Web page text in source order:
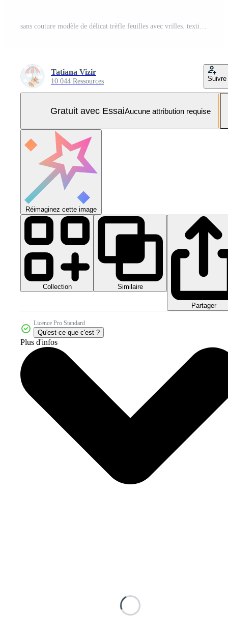
sans couture modèle de délicat trèfle feuilles avec vrilles. textile, décor pour pastel lin, imprimer, vecteur Vecteur Pro et SVG Pro
Tatiana Vizir
10 044 Ressources Suivre
Gratuit avec EssaiAucune attribution requise
Réimaginez cette image
Collection Similaire
Partager
Licence Pro Standard
Qu'est-ce que c'est ?
Plus d'infos